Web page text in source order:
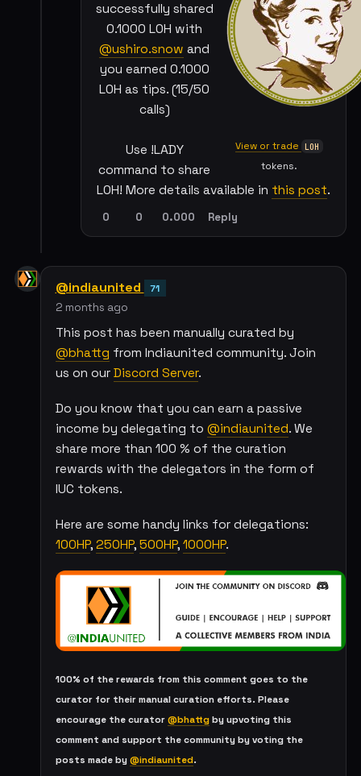
View or trade LOH
tokens.
successfully shared
0.1000 LOH with
@ushiro.snow and
you earned 0.1000
LOH as tips. (15/50
calls)
Use !LADY
command to share
LOH! More details available in this post.
0 0 0.000 Reply
@indiaunited 71
2 months ago
This post has been manually curated by
@bhattg from Indiaunited community. Join
us on our Discord Server.
Do you know that you can earn a passive
income by delegating to @indiaunited. We
share more than 100 % of the curation
rewards with the delegators in the form of
IUC tokens.
Here are some handy links for delegations:
100HP, 250HP, 500HP, 1000HP.
100% of the rewards from this comment goes to the
curator for their manual curation efforts. Please
encourage the curator @bhattgby upvoting this
comment and support the community by voting the
posts made by @indiaunited.